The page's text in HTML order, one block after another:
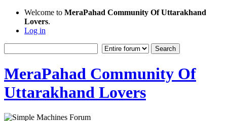
Welcome to MeraPahad Community Of Uttarakhand
Lovers.
Log in
MeraPahad Community Of
Uttarakhand Lovers